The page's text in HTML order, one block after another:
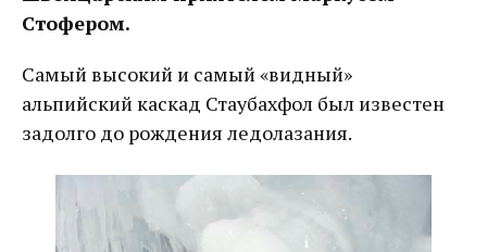
Стофером.
Самый высокий и самый «видный»
альпийский каскад Стаубахфол был известен
задолго до рождения ледолазания.